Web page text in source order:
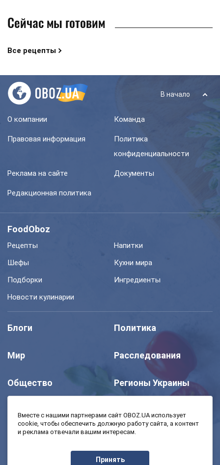
Сейчас мы готовим
Все рецепты
В начало
О компании Команда
Правовая информация
Политика
конфиденциальности
Реклама на сайте Документы
Редакционная политика
FoodOboz
Рецепты
Напитки
Шефы
Кухни мира
Подборки
Ингредиенты
Новости кулинарии
Блоги Политика
Мир Расследования
Общество Регионы Украины
Моя школа Авто
Вместе с нашими партнерами сайт OBOZ.UA использует
cookie, чтобы обеспечить должную работу сайта, а контент
и реклама отвечали вашим интересам.
Принять